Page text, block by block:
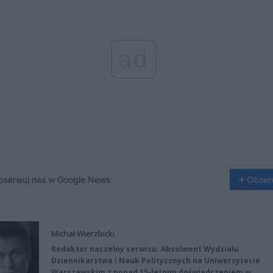
nas w Google News
Michał Wierzbicki
Redaktor naczelny serwisu. Absolwent Wydziału
Dziennikarstwa i Nauk Politycznych na Uniwersytecie